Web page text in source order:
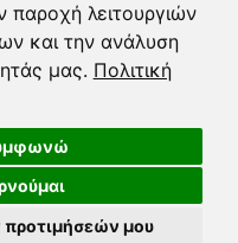
παροχή λειτουργιών
και την ανάλυση
μας. Πολιτική
μου
Όροι Χρήσης